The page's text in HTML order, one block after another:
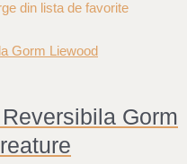
din lista de favorite
Gorm